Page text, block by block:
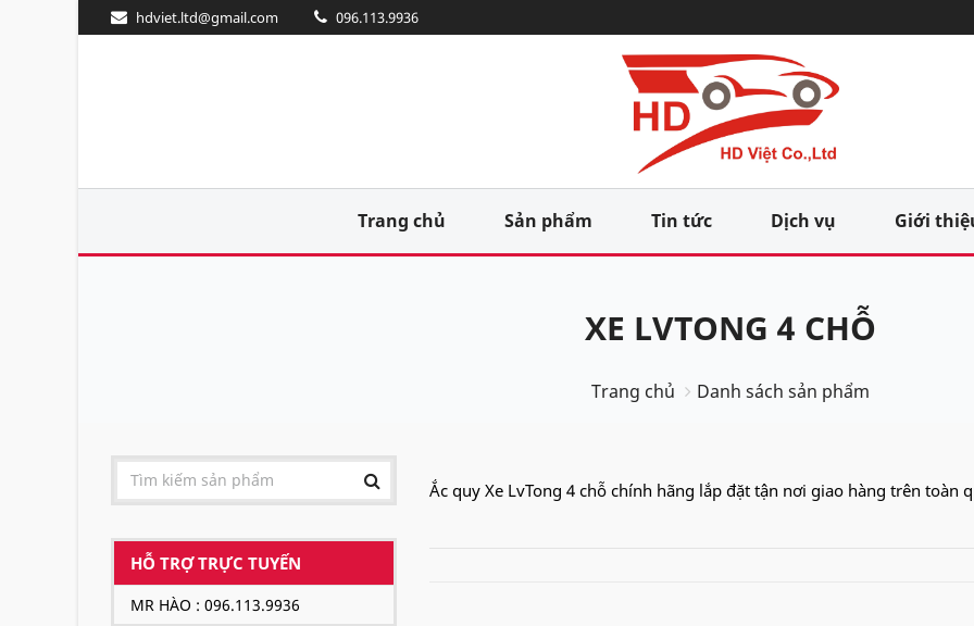
hdviet.ltd@gmail.com 096.113.9936
Trang chủ Sản phẩm Tin tức Dịch vụ Giới
XE LVTONG 4 CHỖ
Trang chủ Danh sách sản phẩm
HỖ TRỢ TRỰC TUYẾN
MR HÀO : 096.113.9936
Ắc quy Xe LvTong 4 chỗ chính hãng lắp đặt tận nơi giao hàng trên toàn